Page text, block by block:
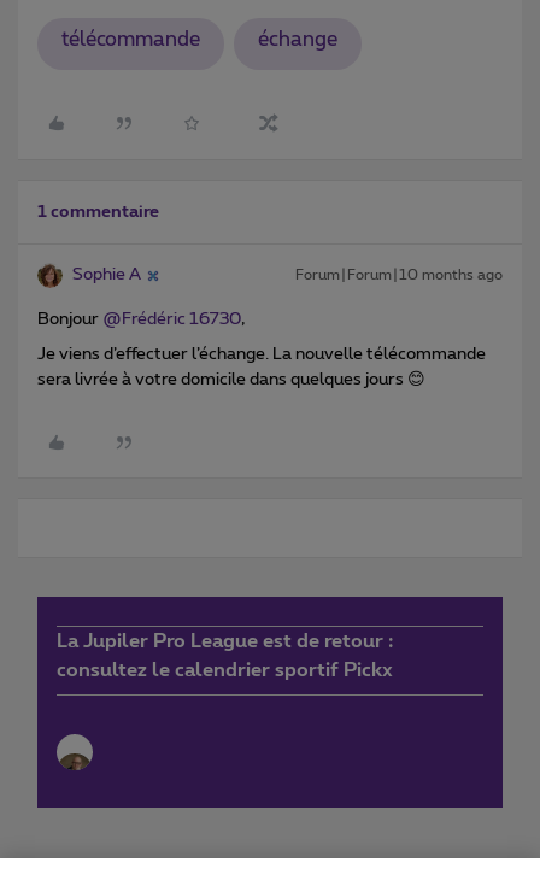
télécommande échange
1 commentaire
Sophie A Forum|Forum|10 months ago
Bonjour ​ @Frédéric 16730,
Je viens d’effectuer l’échange. La nouvelle télécommande
sera livrée à votre domicile dans quelques jours 😊
La Jupiler Pro League est de retour :
consultez le calendrier sportif Pickx